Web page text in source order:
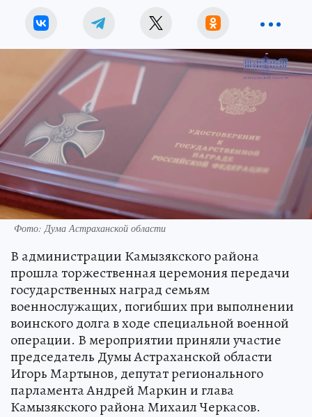
Фото: Дума Астраханской области
В администрации Камызякского района
прошла торжественная церемония передачи
государственных наград семьям
военнослужащих, погибших при выполнении
воинского долга в ходе специальной военной
операции. В мероприятии приняли участие
председатель Думы Астраханской области
Игорь Мартынов, депутат регионального
парламента Андрей Маркин и глава
Камызякского района Михаил Черкасов.